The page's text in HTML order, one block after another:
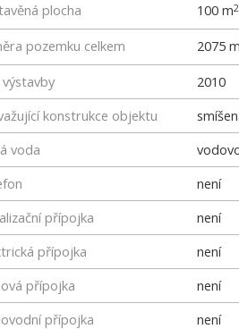
plocha 100 m2
pozemku celkem 2075 m
výstavby
2010
konstrukce objektu
voda
není
přípojka
není
přípojka
není
přípojka
není
přípojka
není